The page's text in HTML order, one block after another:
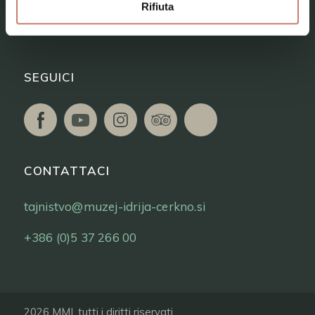
Rifiuta
Biglietti
SEGUICI
CONTATTACI
tajnistvo@muzej-idrija-cerkno.si
+386 (0)5 37 266 00
2026 MMI, tutti i diritti riservati